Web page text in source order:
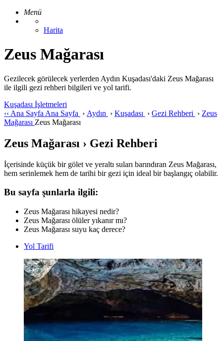
Menü
Harita
Zeus Mağarası
Gezilecek görülecek yerlerden Aydın Kuşadası'daki Zeus Mağarası
ile ilgili gezi rehberi bilgileri ve yol tarifi.
Kuşadası İşletmeleri
‹‹ Ana Sayfa Ana Sayfa › Aydın › Kuşadası › Gezi Rehberi › Zeus
Mağarası Zeus Mağarası
Zeus Mağarası › Gezi Rehberi
İçerisinde küçük bir gölet ve yeraltı suları barındıran Zeus Mağarası,
hem serinlemek hem de tarihi bir gezi için ideal bir başlangıç olabilir.
Bu sayfa şunlarla ilgili:
Zeus Mağarası hikayesi nedir?
Zeus Mağarası ölüler yıkanır mı?
Zeus Mağarası suyu kaç derece?
Yol Tarifi